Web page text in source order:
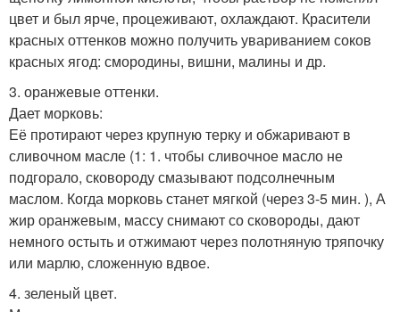
цвет и был ярче, процеживают, охлаждают. Красители
красных оттенков можно получить увариванием соков
красных ягод: смородины, вишни, малины и др.
3. оранжевые оттенки.
Дает морковь:
Её протирают через крупную терку и обжаривают в
сливочном масле (1: 1. чтобы сливочное масло не
подгорало, сковороду смазывают подсолнечным
маслом. Когда морковь станет мягкой (через 3-5 мин. ), А
жир оранжевым, массу снимают со сковороды, дают
немного остыть и отжимают через полотняную тряпочку
или марлю, сложенную вдвое.
4. зеленый цвет.